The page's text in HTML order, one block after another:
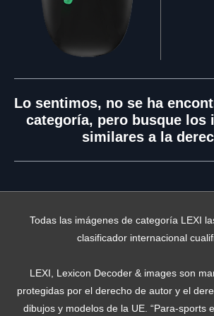
Lo sentimos, no se ha
categoría, pero busque los
similares a la
Todas las imágenes de categoría LEXI
clasificador internacional
LEXI, Lexicon Decoder & images son
protegidas por el derecho de autor y el
dibujos y modelos de la UE. “Para-sports